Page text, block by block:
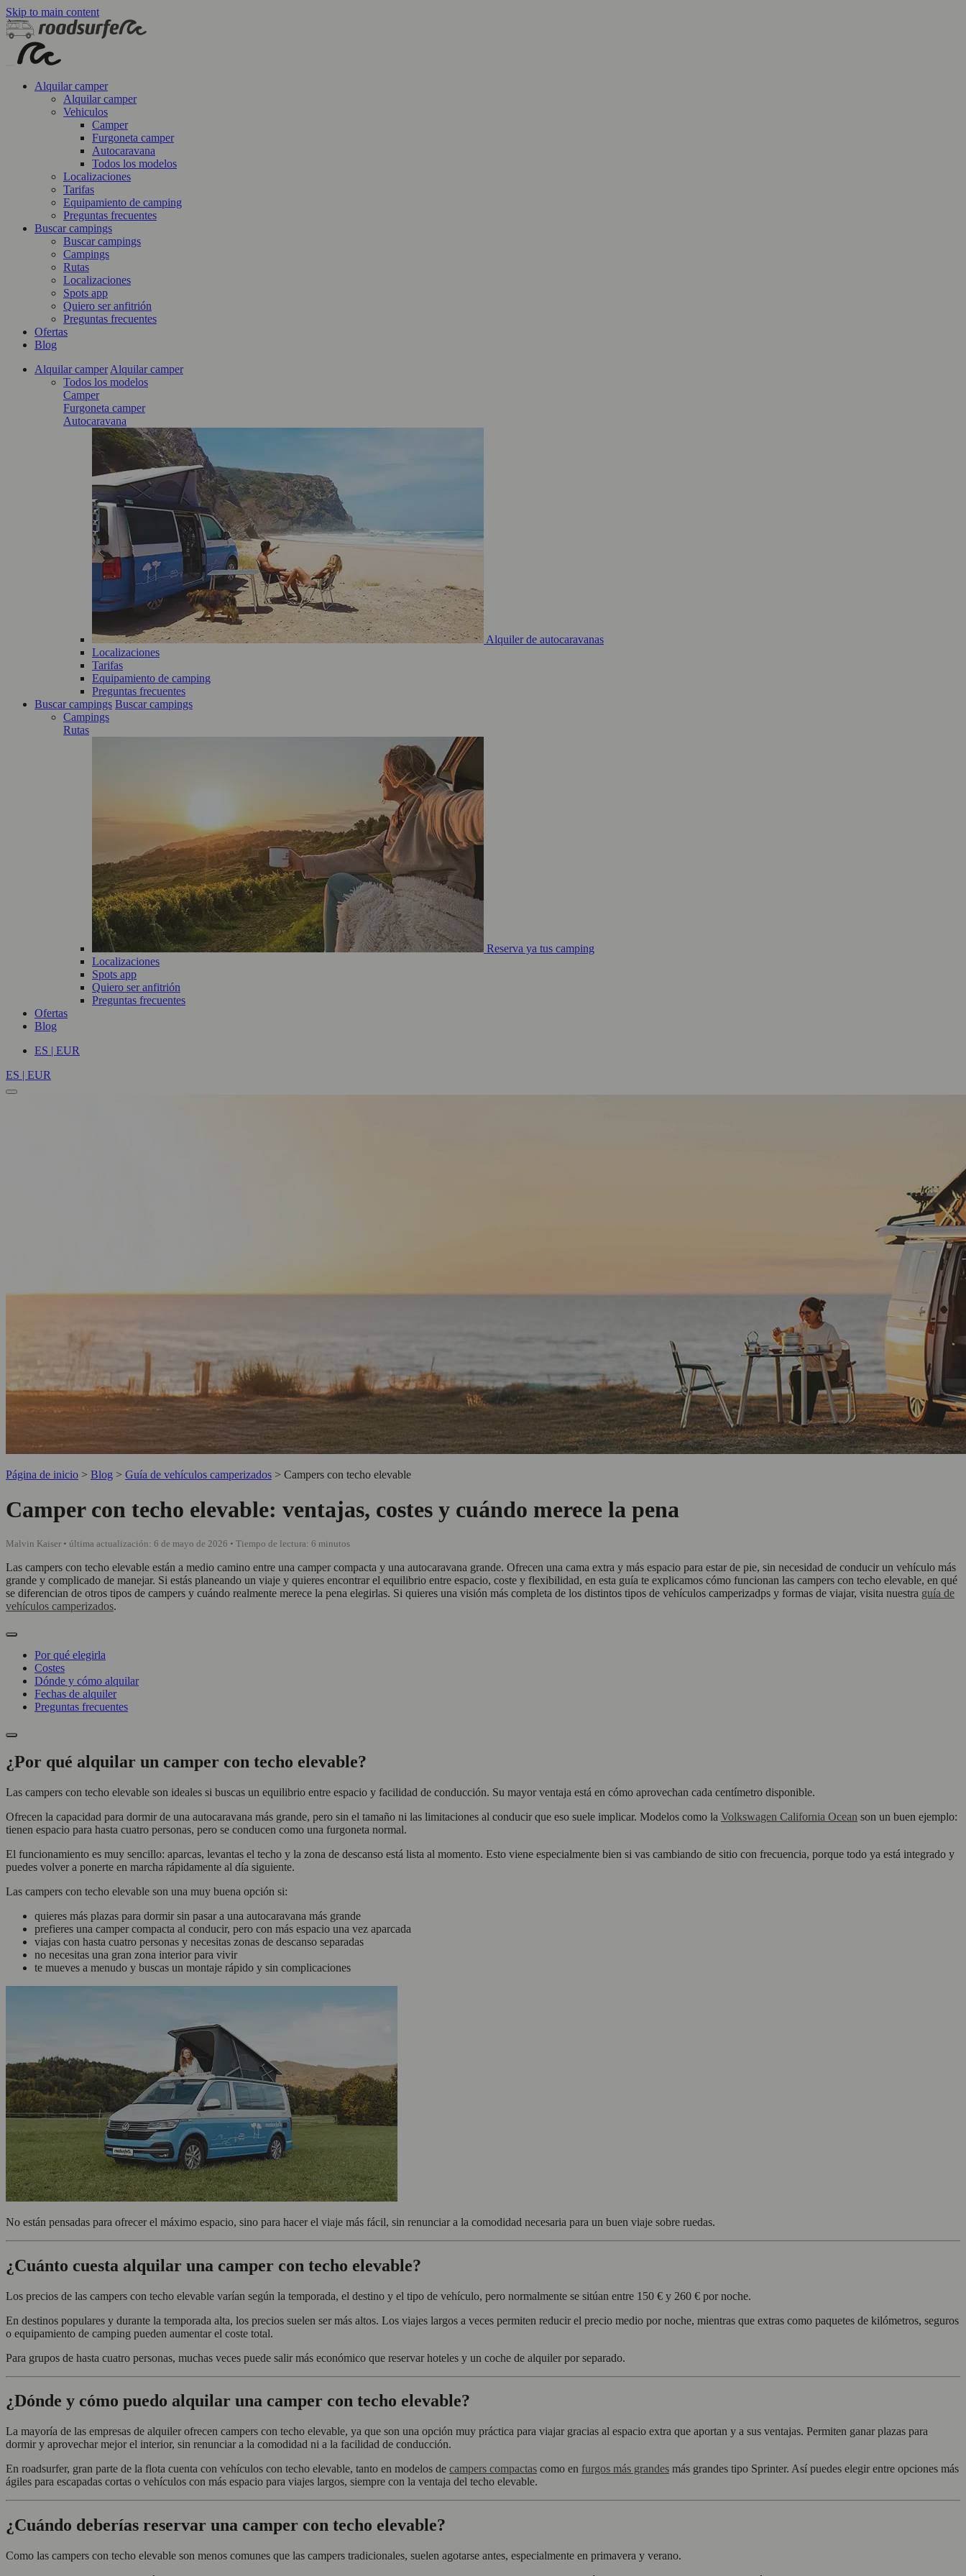
Skip to main content
Alquilar camper
Alquilar camper
Vehiculos
Camper
Furgoneta camper
Autocaravana
Todos los modelos
Localizaciones
Tarifas
Equipamiento de camping
Preguntas frecuentes
Buscar campings
Buscar campings
Campings
Rutas
Localizaciones
Spots app
Quiero ser anfitrión
Preguntas frecuentes
Ofertas
Blog
Alquilar camper Alquilar camper
Todos los modelos
Camper
Furgoneta camper
Autocaravana
Alquiler de autocaravanas
Localizaciones
Tarifas
Equipamiento de camping
Preguntas frecuentes
Buscar campings Buscar campings
Campings
Rutas
Reserva ya tus camping
Localizaciones
Spots app
Quiero ser anfitrión
Preguntas frecuentes
Ofertas
Blog
ES | EUR
ES | EUR
Página de inicio > Blog > Guía de vehículos camperizados > Campers con techo elevable
Camper con techo elevable: ventajas, costes y cuándo merece la pena
Malvin Kaiser • última actualización: 6 de mayo de 2026 • Tiempo de lectura: 6 minutos
Las campers con techo elevable están a medio camino entre una camper compacta y una autocaravana grande. Ofrecen una cama extra y más espacio para estar de pie, sin necesidad de conducir un vehículo más
grande y complicado de manejar. Si estás planeando un viaje y quieres encontrar el equilibrio entre espacio, coste y flexibilidad, en esta guía te explicamos cómo funcionan las campers con techo elevable, en qué
se diferencian de otros tipos de campers y cuándo realmente merece la pena elegirlas. Si quieres una visión más completa de los distintos tipos de vehículos camperizadps y formas de viajar, visita nuestra guía de
vehículos camperizados.
Por qué elegirla
Costes
Dónde y cómo alquilar
Fechas de alquiler
Preguntas frecuentes
¿Por qué alquilar un camper con techo elevable?
Las campers con techo elevable son ideales si buscas un equilibrio entre espacio y facilidad de conducción. Su mayor ventaja está en cómo aprovechan cada centímetro disponible.
Ofrecen la capacidad para dormir de una autocaravana más grande, pero sin el tamaño ni las limitaciones al conducir que eso suele implicar. Modelos como la Volkswagen California Ocean son un buen ejemplo:
tienen espacio para hasta cuatro personas, pero se conducen como una furgoneta normal.
El funcionamiento es muy sencillo: aparcas, levantas el techo y la zona de descanso está lista al momento. Esto viene especialmente bien si vas cambiando de sitio con frecuencia, porque todo ya está integrado y
puedes volver a ponerte en marcha rápidamente al día siguiente.
Las campers con techo elevable son una muy buena opción si:
quieres más plazas para dormir sin pasar a una autocaravana más grande
prefieres una camper compacta al conducir, pero con más espacio una vez aparcada
viajas con hasta cuatro personas y necesitas zonas de descanso separadas
no necesitas una gran zona interior para vivir
te mueves a menudo y buscas un montaje rápido y sin complicaciones
No están pensadas para ofrecer el máximo espacio, sino para hacer el viaje más fácil, sin renunciar a la comodidad necesaria para un buen viaje sobre ruedas.
¿Cuánto cuesta alquilar una camper con techo elevable?
Los precios de las campers con techo elevable varían según la temporada, el destino y el tipo de vehículo, pero normalmente se sitúan entre 150 € y 260 € por noche.
En destinos populares y durante la temporada alta, los precios suelen ser más altos. Los viajes largos a veces permiten reducir el precio medio por noche, mientras que extras como paquetes de kilómetros, seguros
o equipamiento de camping pueden aumentar el coste total.
Para grupos de hasta cuatro personas, muchas veces puede salir más económico que reservar hoteles y un coche de alquiler por separado.
¿Dónde y cómo puedo alquilar una camper con techo elevable?
La mayoría de las empresas de alquiler ofrecen campers con techo elevable, ya que son una opción muy práctica para viajar gracias al espacio extra que aportan y a sus ventajas. Permiten ganar plazas para
dormir y aprovechar mejor el interior, sin renunciar a la comodidad ni a la facilidad de conducción.
En roadsurfer, gran parte de la flota cuenta con vehículos con techo elevable, tanto en modelos de campers compactas como en furgos más grandes más grandes tipo Sprinter. Así puedes elegir entre opciones más
ágiles para escapadas cortas o vehículos con más espacio para viajes largos, siempre con la ventaja del techo elevable.
¿Cuándo deberías reservar una camper con techo elevable?
Como las campers con techo elevable son menos comunes que las campers tradicionales, suelen agotarse antes, especialmente en primavera y verano.